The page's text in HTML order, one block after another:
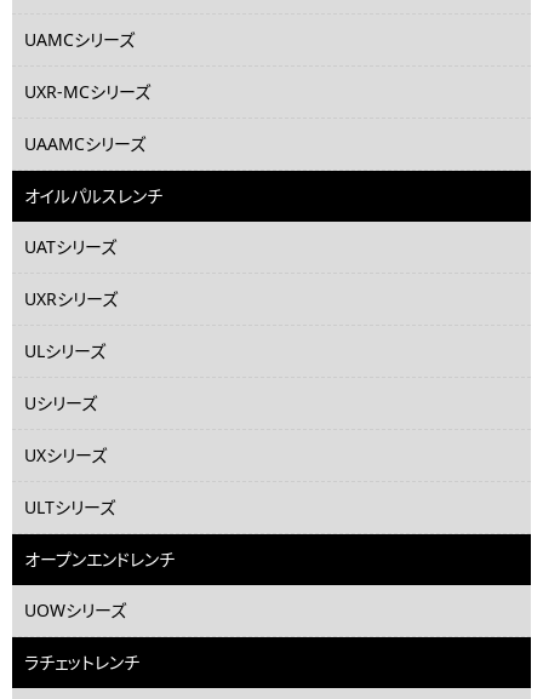
UAMCシリーズ
UXR-MCシリーズ
UAAMCシリーズ
オイルパルスレンチ
UATシリーズ
UXRシリーズ
ULシリーズ
Uシリーズ
UXシリーズ
ULTシリーズ
オープンエンドレンチ
UOWシリーズ
ラチェットレンチ